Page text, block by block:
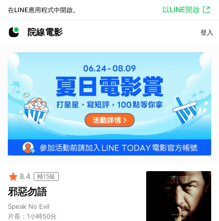
在LINE應用程式中開啟。 以LINE開啟
院線電影 登入
8.4 輔15級
邪惡勿語
Speak No Evil
片長： 1小時50分